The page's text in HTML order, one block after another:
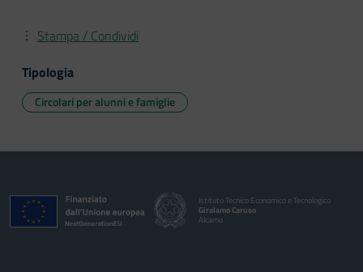
Stampa / Condividi
Tipologia
Circolari per alunni e famiglie
Istituto Tecnico Economico e Tecnologico
Girolamo Caruso
Alcamo